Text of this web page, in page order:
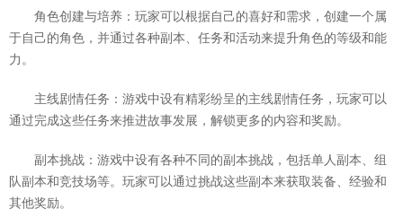
角色创建与培养：玩家可以根据自己的喜好和需求，创建一个属
于自己的角色，并通过各种副本、任务和活动来提升角色的等级和能
力。
主线剧情任务：游戏中设有精彩纷呈的主线剧情任务，玩家可以
通过完成这些任务来推进故事发展，解锁更多的内容和奖励。
副本挑战：游戏中设有各种不同的副本挑战，包括单人副本、组
队副本和竞技场等。玩家可以通过挑战这些副本来获取装备、经验和
其他奖励。